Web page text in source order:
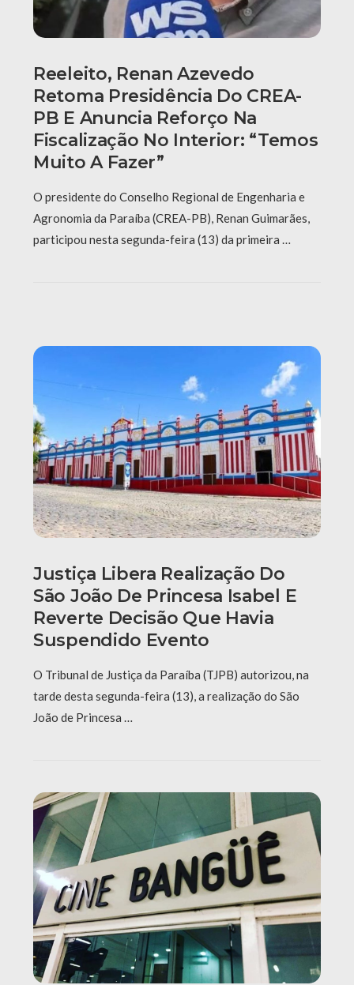
Reeleito, Renan Azevedo
Retoma Presidência Do CREA-
PB E Anuncia Reforço Na
Fiscalização No Interior: “Temos
Muito A Fazer”
O presidente do Conselho Regional de Engenharia e
Agronomia da Paraíba (CREA-PB), Renan Guimarães,
participou nesta segunda-feira (13) da primeira …
Justiça Libera Realização Do
São João De Princesa Isabel E
Reverte Decisão Que Havia
Suspendido Evento
O Tribunal de Justiça da Paraíba (TJPB) autorizou, na
tarde desta segunda-feira (13), a realização do São
João de Princesa …